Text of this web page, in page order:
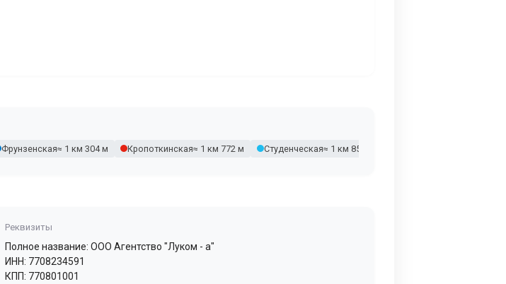
Фрунзенская≈ 1 км 304 м Кропоткинская≈ 1 км 772 м Студенческая≈ 1 км 858 м
Реквизиты
Полное название: ООО Агентство "Луком - а"
ИНН: 7708234591
КПП: 770801001